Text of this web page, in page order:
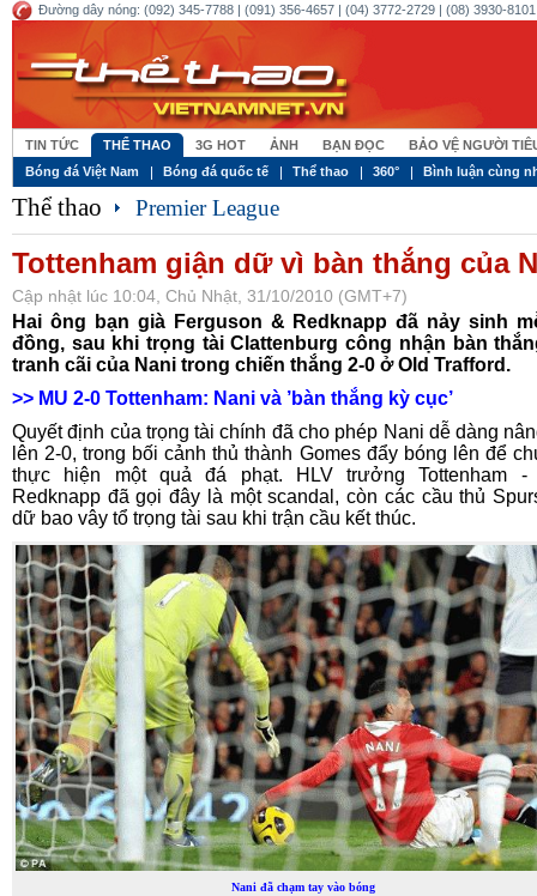
Đường dây nóng: (092) 345-7788 | (091) 356-4657 | (04) 3772-2729 | (08) 3930-
TIN TỨC THỂ THAO 3G HOT ẢNH BẠN ĐỌC
BẢO VỆ NGƯỜI
Bóng đá Việt Nam
Bóng đá quốc tế Thể thao 360° Bình luận cùng
Thể thao Premier League
Tottenham giận dữ vì bàn thắng của
Cập nhật lúc 10:04, Chủ Nhật, 31/10/2010 (GMT+7)
Hai ông bạn già Ferguson & Redknapp đã nảy sinh
đồng, sau khi trọng tài Clattenburg công nhận bàn
tranh cãi của Nani trong chiến thắng 2-0 ở Old Trafford.
>> MU 2-0 Tottenham: Nani và ’bàn thắng kỳ cục’
Quyết định của trọng tài chính đã cho phép Nani dễ dàng
lên 2-0, trong bối cảnh thủ thành Gomes đẩy bóng lên để
thực hiện một quả đá phạt. HLV trưởng Tottenham -
Redknapp đã gọi đây là một scandal, còn các cầu thủ
dữ bao vây tổ trọng tài sau khi trận cầu kết thúc.
Nani đã chạm tay vào bóng